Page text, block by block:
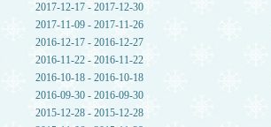
2017-12-17 - 2017-12-30
2017-11-09 - 2017-11-26
2016-12-17 - 2016-12-27
2016-11-22 - 2016-11-22
2016-10-18 - 2016-10-18
2016-09-30 - 2016-09-30
2015-12-28 - 2015-12-28